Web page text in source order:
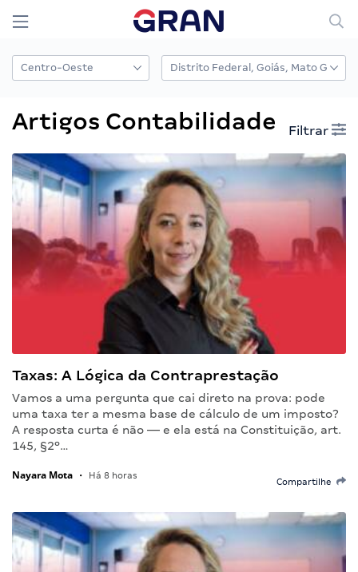
Artigos Contabilidade Filtrar
Taxas: A Lógica da Contraprestação
Vamos a uma pergunta que cai direto na prova: pode
uma taxa ter a mesma base de cálculo de um imposto?
A resposta curta é não — e ela está na Constituição, art.
145, §2º…
Nayara Mota • Há 8 horas
Compartilhe